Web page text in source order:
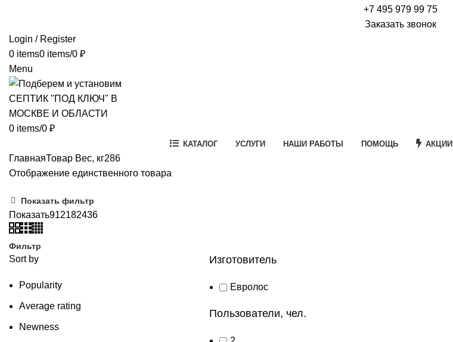
+7 495 979 99 75
Заказать звонок
Login / Register
0 items0 items/0 ₽
Menu
0 items/0 ₽
КАТАЛОГ УСЛУГИ НАШИ РАБОТЫ ПОМОЩЬ АКЦИИ
ГлавнаяТовар Вес, кг286
Отображение единственного товара
Показать фильтр
Показать912182436
Фильтр
Sort by
Popularity
Average rating
Newness
Изготовитель
Евролос
Пользователи, чел.